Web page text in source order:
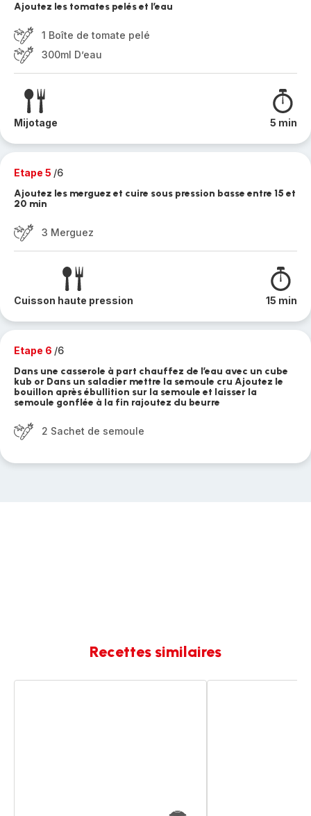
Ajoutez les tomates pelés et l’eau
1 Boîte de tomate pelé
300ml D’eau
Mijotage 5 min
Etape 5 /6
Ajoutez les merguez et cuire sous pression basse entre 15 et
20 min
3 Merguez
Cuisson haute pression 15 min
Etape 6 /6
Dans une casserole à part chauffez de l’eau avec un cube
kub or Dans un saladier mettre la semoule cru Ajoutez le
bouillon après ébullition sur la semoule et laisser la
semoule gonflée à la fin rajoutez du beurre
2 Sachet de semoule
Recettes similaires